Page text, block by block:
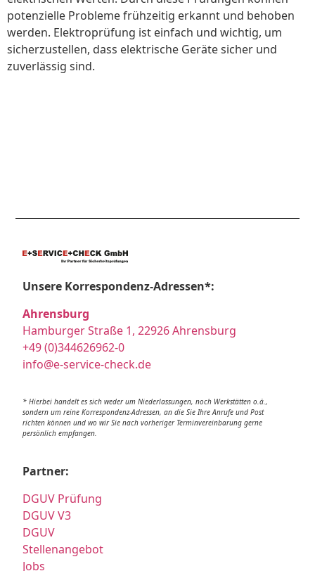
potenzielle Probleme frühzeitig erkannt und behoben
werden. Elektroprüfung ist einfach und wichtig, um
sicherzustellen, dass elektrische Geräte sicher und
zuverlässig sind.
Unsere Korrespondenz-Adressen*:
Ahrensburg
Hamburger Straße 1, 22926 Ahrensburg
+49 (0)344626962-0
info@e-service-check.de
* Hierbei handelt es sich weder um Niederlassungen, noch Werkstätten o.ä.,
sondern um reine Korrespondenz-Adressen, an die Sie Ihre Anrufe und Post
richten können und wo wir Sie nach vorheriger Terminvereinbarung gerne
persönlich empfangen.
Partner:
DGUV Prüfung
DGUV V3
DGUV
Stellenangebot
Jobs